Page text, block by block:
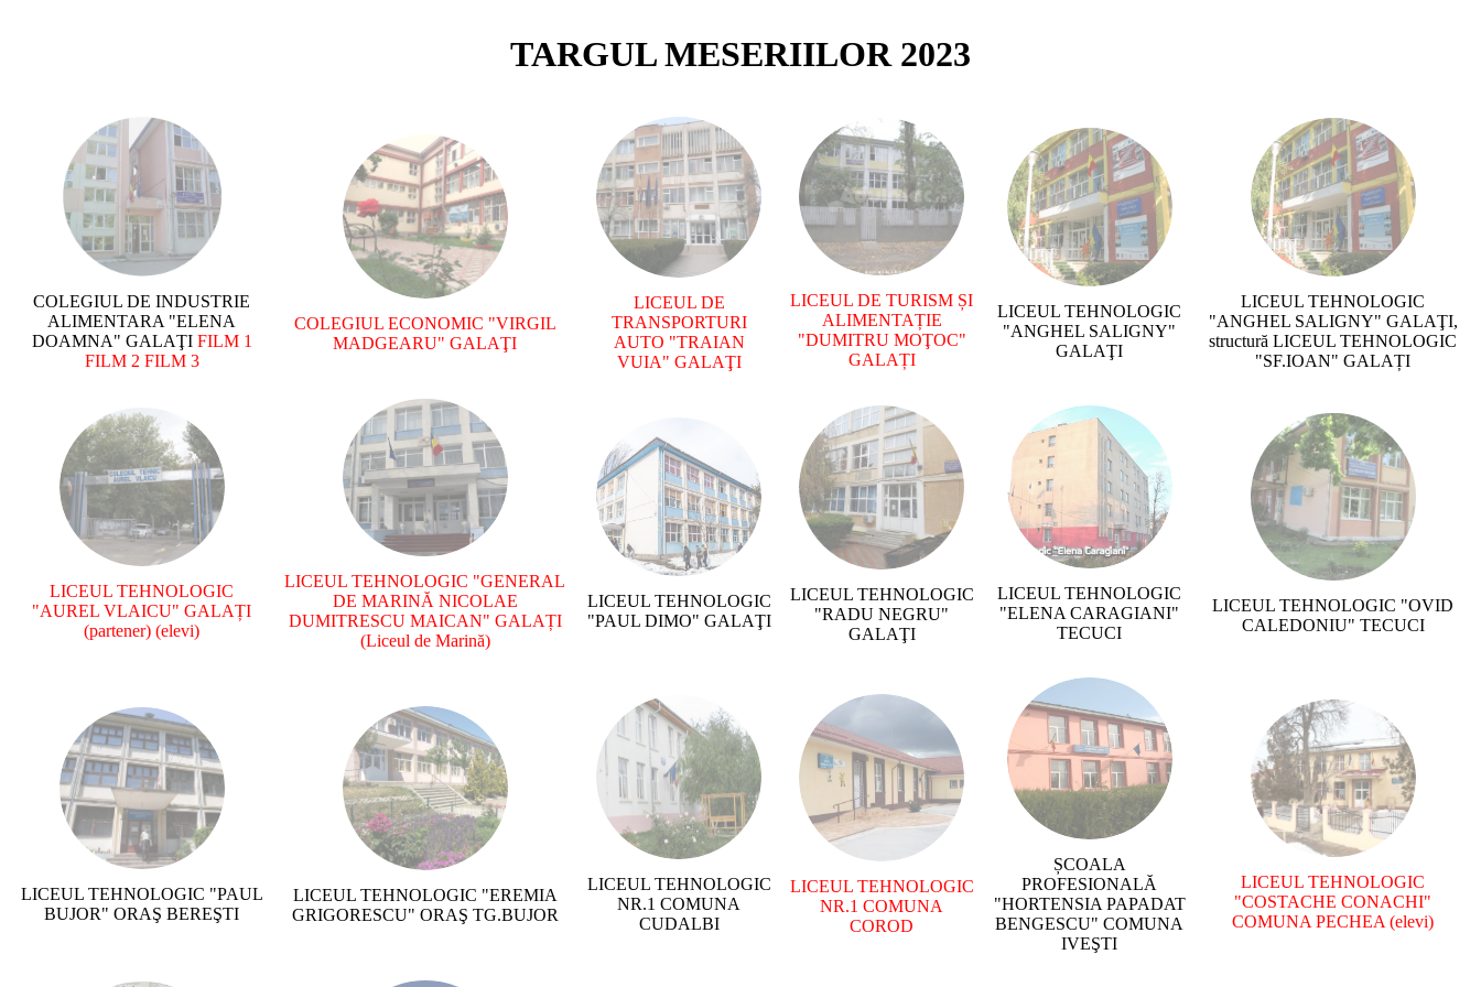
TARGUL MESERIILOR 2023
COLEGIUL DE INDUSTRIE
ALIMENTARA "ELENA
DOAMNA" GALAŢI FILM 1
FILM 2 FILM 3
COLEGIUL ECONOMIC "VIRGIL
MADGEARU" GALAŢI
LICEUL DE
TRANSPORTURI
AUTO "TRAIAN
VUIA" GALAŢI
LICEUL DE TURISM ȘI
ALIMENTAȚIE
"DUMITRU MOŢOC"
GALAȚI
LICEUL TEHNOLOGIC
"ANGHEL SALIGNY"
GALAŢI
LICEUL TEHNOLOGIC
"ANGHEL SALIGNY" GALAŢI,
structură LICEUL TEHNOLOGIC
"SF.IOAN" GALAȚI
LICEUL TEHNOLOGIC
"AUREL VLAICU" GALAȚI
(partener) (elevi)
LICEUL TEHNOLOGIC "GENERAL
DE MARINĂ NICOLAE
DUMITRESCU MAICAN" GALAȚI
(Liceul de Marină)
LICEUL TEHNOLOGIC
"PAUL DIMO" GALAŢI
LICEUL TEHNOLOGIC
"RADU NEGRU"
GALAŢI
LICEUL TEHNOLOGIC
"ELENA CARAGIANI"
TECUCI
LICEUL TEHNOLOGIC "OVID
CALEDONIU" TECUCI
LICEUL TEHNOLOGIC "PAUL
BUJOR" ORAŞ BEREŞTI
LICEUL TEHNOLOGIC "EREMIA
GRIGORESCU" ORAŞ TG.BUJOR
LICEUL TEHNOLOGIC
NR.1 COMUNA
CUDALBI
LICEUL TEHNOLOGIC
NR.1 COMUNA
COROD
ȘCOALA
PROFESIONALĂ
"HORTENSIA PAPADAT
BENGESCU" COMUNA
IVEŞTI
LICEUL TEHNOLOGIC
"COSTACHE CONACHI"
COMUNA PECHEA (elevi)